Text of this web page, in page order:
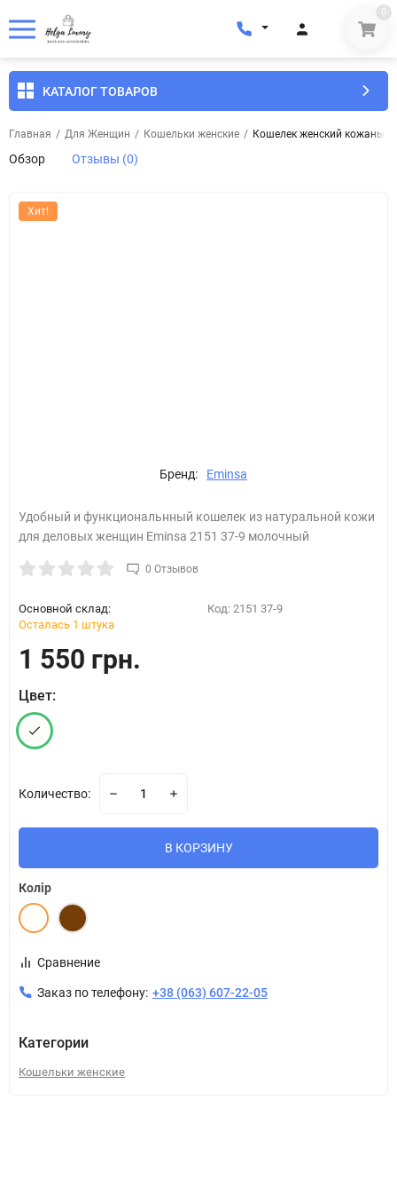
0
КАТАЛОГ ТОВАРОВ
Главная / Для Женщин / Кошельки женские / Кошелек женский кожаный
Обзор Отзывы (0)
Хит!
Бренд: Eminsa
Удобный и функциональнный кошелек из натуральной кожи
для деловых женщин Eminsa 2151 37-9 молочный
0 Отзывов
Основной склад:
Осталась 1 штука
Код: 2151 37-9
1 550 грн.
Цвет:
Количество:
В КОРЗИНУ
Колір
Сравнение
Заказ по телефону: +38 (063) 607-22-05
Категории
Кошельки женские